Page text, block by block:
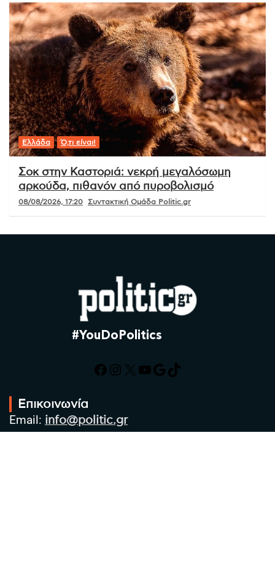
Ελλάδα Ό,τι είναι!
Σοκ στην Καστοριά: νεκρή μεγαλόσωμη
αρκούδα, πιθανόν από πυροβολισμό
08/08/2026, 17:20 Συντακτική Ομάδα Politic.gr
#YouDoPolitics
Facebook
Instagram
X YouTube
Google
TikTok
Επικοινωνία
Email: info@politic.gr
Τηλ: